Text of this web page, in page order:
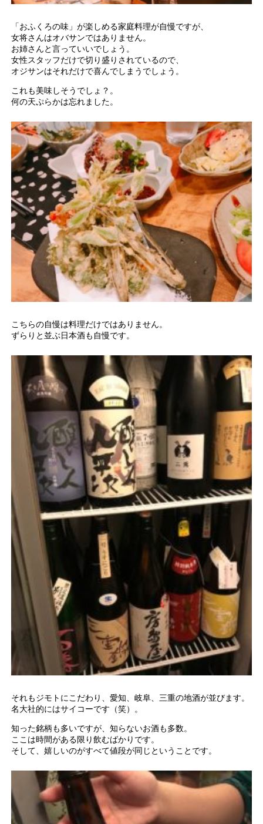
「おふくろの味」が楽しめる家庭料理が自慢ですが、
女将さんはオバサンではありません。
お姉さんと言っていいでしょう。
女性スタッフだけで切り盛りされているので、
オジサンはそれだけで喜んでしまうでしょう。
これも美味しそうでしょ？。
何の天ぷらかは忘れました。
こちらの自慢は料理だけではありません。
ずらりと並ぶ日本酒も自慢です。
それもジモトにこだわり、愛知、岐阜、三重の地酒が並びます。
名大社的にはサイコーです（笑）。
知った銘柄も多いですが、知らないお酒も多数。
ここは時間がある限り飲むばかりです。
そして、嬉しいのがすべて値段が同じということです。